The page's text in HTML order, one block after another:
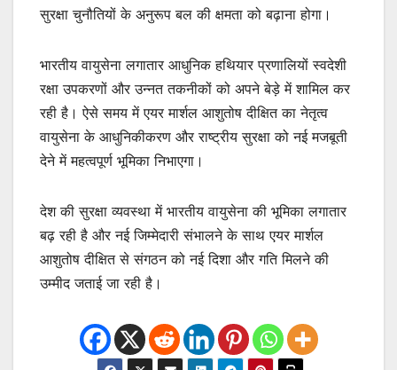
सुरक्षा चुनौतियों के अनुरूप बल की क्षमता को बढ़ाना होगा।
भारतीय वायुसेना लगातार आधुनिक हथियार प्रणालियों स्वदेशी
रक्षा उपकरणों और उन्नत तकनीकों को अपने बेड़े में शामिल कर
रही है। ऐसे समय में एयर मार्शल आशुतोष दीक्षित का नेतृत्व
वायुसेना के आधुनिकीकरण और राष्ट्रीय सुरक्षा को नई मजबूती
देने में महत्वपूर्ण भूमिका निभाएगा।
देश की सुरक्षा व्यवस्था में भारतीय वायुसेना की भूमिका लगातार
बढ़ रही है और नई जिम्मेदारी संभालने के साथ एयर मार्शल
आशुतोष दीक्षित से संगठन को नई दिशा और गति मिलने की
उम्मीद जताई जा रही है।